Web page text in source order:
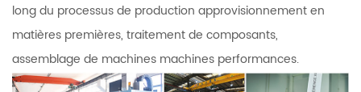
long du processus de production approvisionnement en
matières premières, traitement de composants,
assemblage de machines machines performances.